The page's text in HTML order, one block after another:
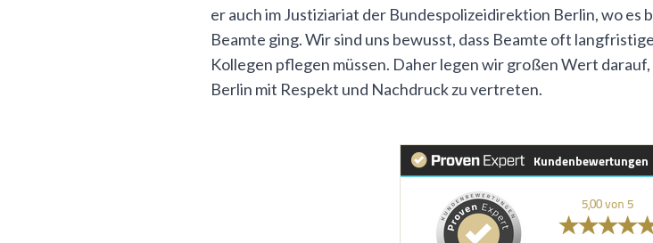
er auch im Justiziariat der Bundespolizeidirektion Berlin, wo
Beamte ging. Wir sind uns bewusst, dass Beamte oft
Kollegen pflegen müssen. Daher legen wir großen Wert
Berlin mit Respekt und Nachdruck zu vertreten.